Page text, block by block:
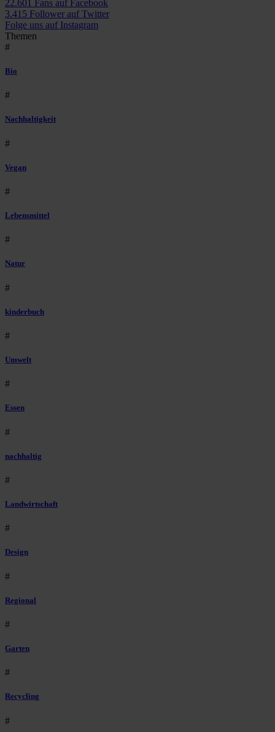
22.601 Fans auf Facebook
3.415 Follower auf Twitter
Folge uns auf Instagram
Themen
#
Bio
#
Nachhaltigkeit
#
Vegan
#
Lebensmittel
#
Natur
#
kinderbuch
#
Umwelt
#
Essen
#
nachhaltig
#
Landwirtschaft
#
Design
#
Regional
#
Garten
#
Recycling
#